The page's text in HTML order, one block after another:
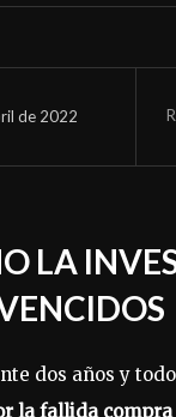
de 2022
LA
dos años y
la fallida compra